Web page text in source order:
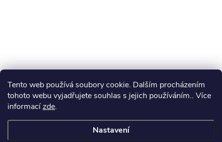
Tento web používá soubory cookie. Dalším procházením
tohoto webu vyjadřujete souhlas s jejich používáním.. Více
informacízde.
Nastavení